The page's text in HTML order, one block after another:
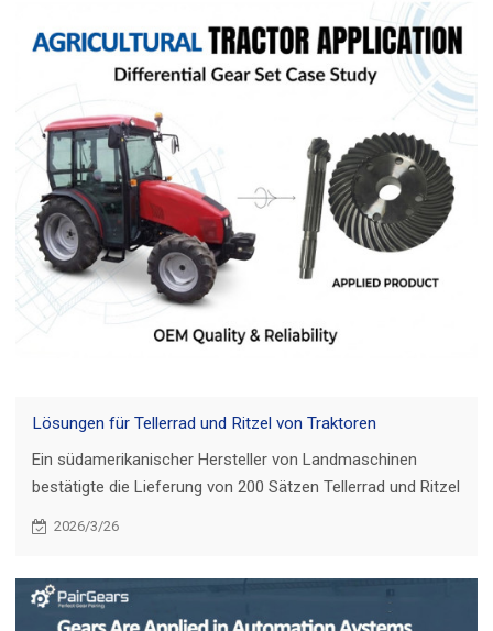
Lösungen für Tellerrad und Ritzel von Traktoren
Ein südamerikanischer Hersteller von Landmaschinen
bestätigte die Lieferung von 200 Sätzen Tellerrad und Ritzel
nach der Express-Vorversandprüfung von Mustern. Wie wir
2026/3/26